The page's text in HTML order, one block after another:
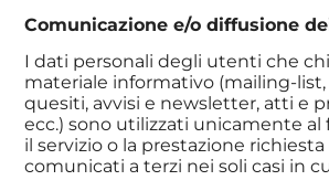
Comunicazione e/o diffusione
I dati personali degli utenti che
materiale informativo (mailing-list,
quesiti, avvisi e newsletter, atti e
ecc.) sono utilizzati unicamente al
il servizio o la prestazione richiesta
comunicati a terzi nei soli casi in